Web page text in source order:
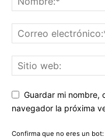
Guardar mi nombre,
navegador la próxima
Confirma que no eres un bot: